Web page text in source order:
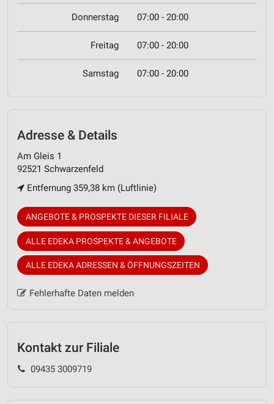
Donnerstag 07:00 - 20:00
Freitag 07:00 - 20:00
Samstag 07:00 - 20:00
Adresse & Details
Am Gleis 1
92521 Schwarzenfeld
Entfernung 359,38 km (Luftlinie)
ANGEBOTE & PROSPEKTE DIESER FILIALE
ALLE EDEKA PROSPEKTE & ANGEBOTE
ALLE EDEKA ADRESSEN & ÖFFNUNGSZEITEN
Fehlerhafte Daten melden
Kontakt zur Filiale
09435 3009719